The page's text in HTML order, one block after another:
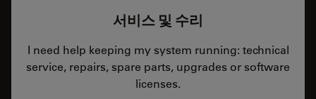
서비스 및 수리
I need help keeping my system running: technical
service, repairs, spare parts, upgrades or software
licenses.